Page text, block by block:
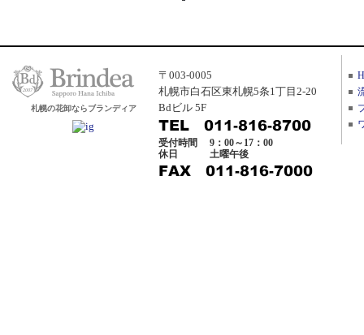
札幌の花卸ならブランディア
〒003-0005
札幌市白石区東札幌5条1丁目2-20
Bdビル 5F
受付時間
9：00～17：00
休日
土曜午後